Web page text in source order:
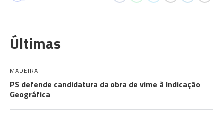
Últimas
MADEIRA
PS defende candidatura da obra de vime à Indicação
Geográfica